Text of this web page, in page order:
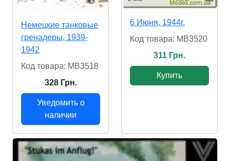
Немецкие танковые
гренадеры, 1939-
1942
Код товара: MB3518
328 Грн.
Уведомить о
наличии
6 Июня, 1944г.
Код товара: MB3520
311 Грн.
Купить